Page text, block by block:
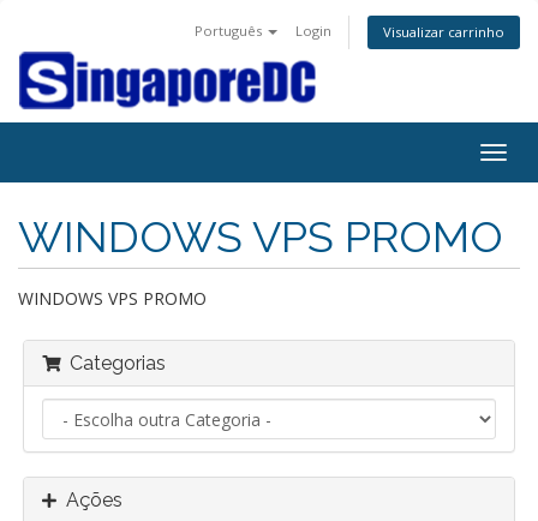
Português Login Visualizar carrinho
WINDOWS VPS PROMO
WINDOWS VPS PROMO
Categorias
Ações